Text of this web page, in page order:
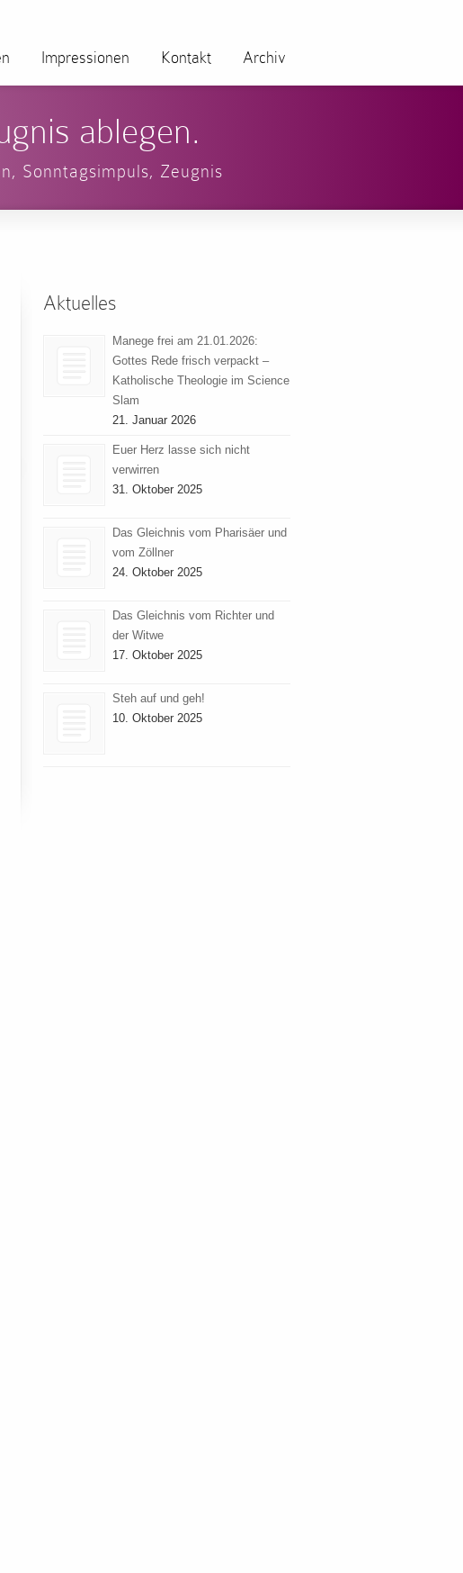
Impressionen Kontakt Archiv
ablegen.
, Sonntagsimpuls, Zeugnis
Aktuelles
Manege frei am 21.01.2026:
Gottes Rede frisch verpackt –
Katholische Theologie im Science
Slam
21. Januar 2026
Euer Herz lasse sich nicht
verwirren
31. Oktober 2025
Das Gleichnis vom Pharisäer und
vom Zöllner
24. Oktober 2025
Das Gleichnis vom Richter und
der Witwe
17. Oktober 2025
Steh auf und geh!
10. Oktober 2025